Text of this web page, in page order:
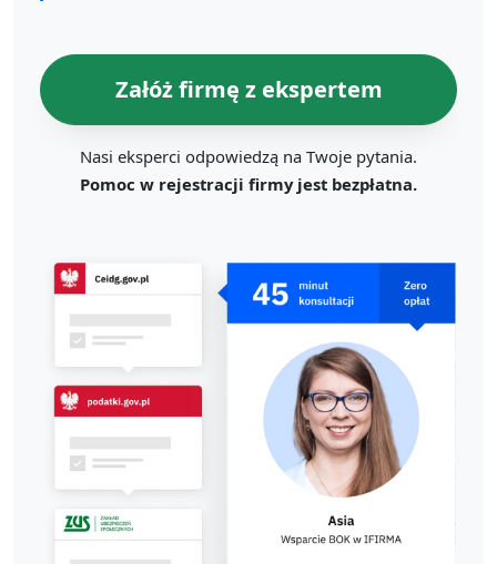
Załóż firmę z ekspertem
Nasi eksperci odpowiedzą na Twoje pytania.
Pomoc w rejestracji firmy jest bezpłatna.